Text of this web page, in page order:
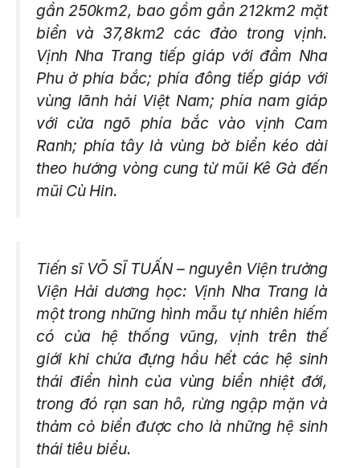
gần 250km2, bao gồm gần 212km2 mặt
biển và 37,8km2 các đảo trong vịnh.
Vịnh Nha Trang tiếp giáp với đầm Nha
Phu ở phía bắc; phía đông tiếp giáp với
vùng lãnh hải Việt Nam; phía nam giáp
với cửa ngõ phía bắc vào vịnh Cam
Ranh; phía tây là vùng bờ biển kéo dài
theo hướng vòng cung từ mũi Kê Gà đến
mũi Cù Hin.
Tiến sĩ VÕ SĨ TUẤN – nguyên Viện trưởng
Viện Hải dương học: Vịnh Nha Trang là
một trong những hình mẫu tự nhiên hiếm
có của hệ thống vũng, vịnh trên thế
giới khi chứa đựng hầu hết các hệ sinh
thái điển hình của vùng biển nhiệt đới,
trong đó rạn san hô, rừng ngập mặn và
thảm cỏ biển được cho là những hệ sinh
thái tiêu biểu.